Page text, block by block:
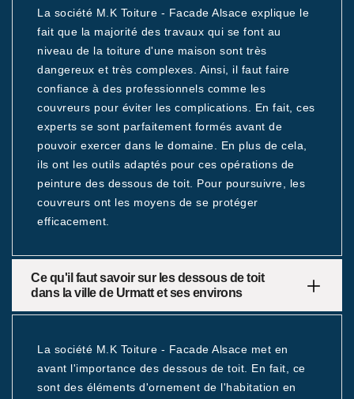
La société M.K Toiture - Facade Alsace explique le
fait que la majorité des travaux qui se font au
niveau de la toiture d'une maison sont très
dangereux et très complexes. Ainsi, il faut faire
confiance à des professionnels comme les
couvreurs pour éviter les complications. En fait, ces
experts se sont parfaitement formés avant de
pouvoir exercer dans le domaine. En plus de cela,
ils ont les outils adaptés pour ces opérations de
peinture des dessous de toit. Pour poursuivre, les
couvreurs ont les moyens de se protéger
efficacement.
Ce qu'il faut savoir sur les dessous de toit
dans la ville de Urmatt et ses environs
La société M.K Toiture - Facade Alsace met en
avant l'importance des dessous de toit. En fait, ce
sont des éléments d'ornement de l'habitation en